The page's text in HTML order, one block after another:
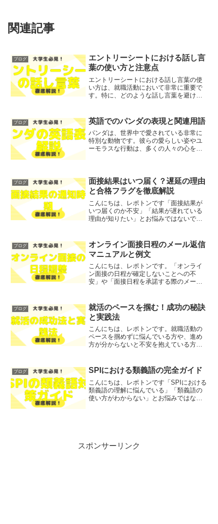
関連記事
ブログ
エントリーシートにおける話し言
葉の使い方と注意点
エントリーシートにおける話し言葉の使
い方は、就職活動において非常に重要で
す。特に、どのような話し言葉を避ける
があります。この記事では、エントリー
シートにおける話し言葉の...
ブログ 英語でのパンダの表現と関連用語
パンダは、世界中で愛されている非常に
特別な動物です。彼らの愛らしい姿やユ
ーモラスな行動は、多くの人々の心をつ
せんか？そこで今回は、パ...
ブログ
面接結果はいつ届く？遅延の理由
と合格フラグを徹底解説
こんにちは、レポトンです「面接結果が
いつ届くのか不安」「結果が遅れている
理由が知りたい」とお悩みではないでし
由、合格のサインについて、徹底解説し
ます！レポトンこの記事は...
ブログ
オンライン面接日程のメール返信
マニュアルと例文
こんにちは、レポトンです。「オンライ
ン面接の日程が確定しないことへの不
安」や「面接日程を承諾する際のメール
日程のメール返信に関する基本的なマナ
ーや注意点を、わかりやすく...
ブログ
就活のペースを掴む！成功の秘訣
と実践法
こんにちは、レポトンです。就職活動の
ペースを掴めずに悩んでいる方や、進め
方が分からないと不安を抱えている方も
訣と実践法を、わかりやすく解説しま
す！レポトンこの記事は次の...
ブログ SPIにおける類義語の完全ガイド
こんにちは、レポトンです「SPIにおける
類義語の理解に悩んでいる」「類義語の
使い方がわからない」とお悩みではない
スポンサーリンク